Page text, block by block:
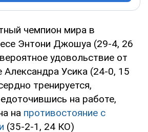
чемпион мира в
Энтони Джошуа (29-4, 26
удовольствие от
Александра Усика (24-0, 15
тренируется,
на работе,
на противостояние с
(35-2-1, 24 КО)